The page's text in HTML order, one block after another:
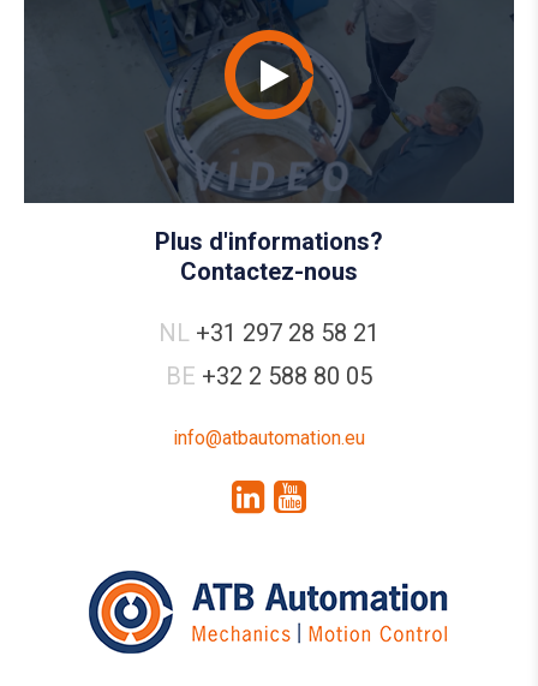
Plus d'informations?
Contactez-nous
NL +31 297 28 58 21
BE +32 2 588 80 05
info@atbautomation.eu